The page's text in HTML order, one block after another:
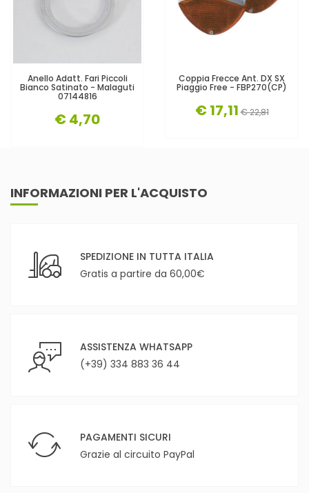
Anello Adatt. Fari Piccoli
Bianco Satinato - Malaguti
07144816
€ 4,70
Coppia Frecce Ant. DX SX
Piaggio Free - FBP270(CP)
€ 17,11 € 22,81
INFORMAZIONI PER L'ACQUISTO
SPEDIZIONE IN TUTTA ITALIA
Gratis a partire da 60,00€
ASSISTENZA WHATSAPP
(+39) 334 883 36 44
PAGAMENTI SICURI
Grazie al circuito PayPal